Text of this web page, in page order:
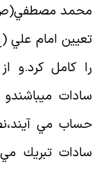
امام علي
كامل كرد.و از
ميباشندو
مي
تبريك مي